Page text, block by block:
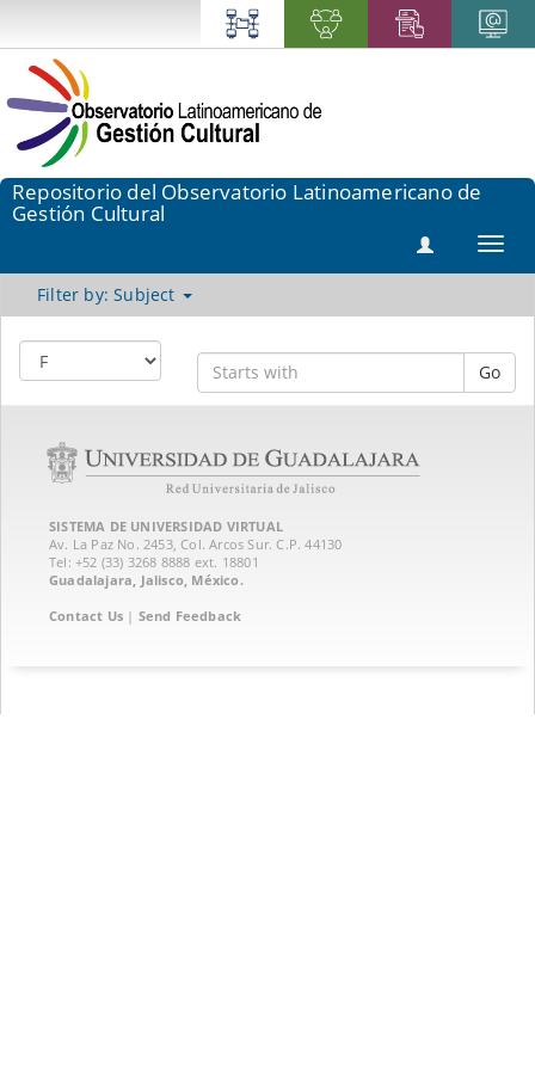
Repositorio del Observatorio Latinoamericano de
Gestión Cultural
Filter by: Subject
Go
SISTEMA DE UNIVERSIDAD VIRTUAL
Av. La Paz No. 2453, Col. Arcos Sur. C.P. 44130
Tel: +52 (33) 3268 8888‏ ext. 18801
Guadalajara, Jalisco, México.
Contact Us | Send Feedback